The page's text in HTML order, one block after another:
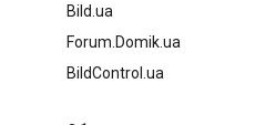
Bild.ua
Forum.Domik.ua
BildControl.ua